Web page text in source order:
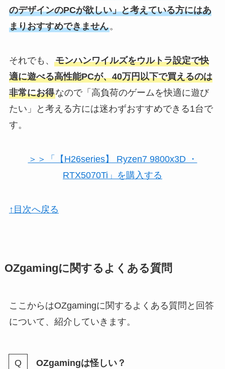
のデザインのPCが欲しい」と考えている方にはあ
まりおすすめできません。
それでも、 モンハンワイルズをウルトラ設定で快
適に遊べる高性能PCが、40万円以下で買えるのは
非常にお得なので「高負荷のゲームを快適に遊び
たい」と考える方には迷わずおすすめできる1台で
す。
＞＞「【H26series】 Ryzen7 9800x3D ・
RTX5070Ti」を購入する
↑目次へ戻る
OZgamingに関するよくある質問
ここからはOZgamingに関するよくある質問と回答
について、紹介していきます。
OZgamingは怪しい？